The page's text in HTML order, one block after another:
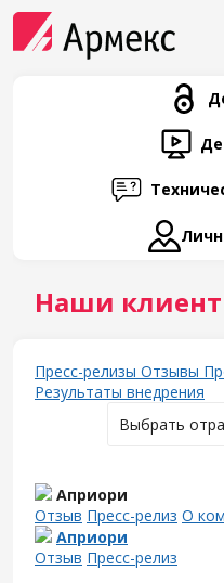
Наши
Пресс-релизы Отзывы
Результаты внедрения
Выбрать
Априори
Отзыв Пресс-релиз О
Априори
Отзыв Пресс-релиз